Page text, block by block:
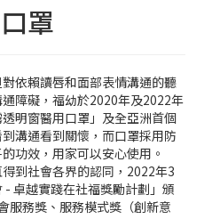
罩
依賴讀唇和面部表情溝通的聽
障礙，福幼於2020年及2022年
明窗醫用口罩」及全亞洲首個
溝通看到關懷，而口罩採用防
功效，用家可以安心使用。
得到社會各界的認同，2022年3
卓越實踐在社福獎勵計劃」頒
服務獎、服務模式獎（創新意